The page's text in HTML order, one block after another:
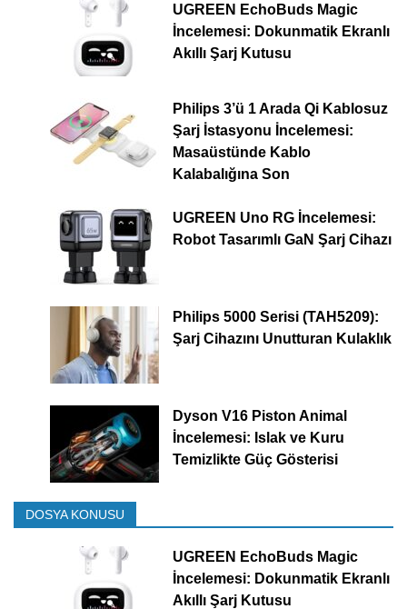
UGREEN EchoBuds Magic
İncelemesi: Dokunmatik Ekranlı
Akıllı Şarj Kutusu
Philips 3’ü 1 Arada Qi Kablosuz
Şarj İstasyonu İncelemesi:
Masaüstünde Kablo
Kalabalığına Son
UGREEN Uno RG İncelemesi:
Robot Tasarımlı GaN Şarj Cihazı
Philips 5000 Serisi (TAH5209):
Şarj Cihazını Unutturan Kulaklık
Dyson V16 Piston Animal
İncelemesi: Islak ve Kuru
Temizlikte Güç Gösterisi
DOSYA KONUSU
UGREEN EchoBuds Magic
İncelemesi: Dokunmatik Ekranlı
Akıllı Şarj Kutusu